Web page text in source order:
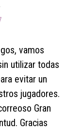
vamos
utilizar todas
evitar un
jugadores.
Gran
Gracias